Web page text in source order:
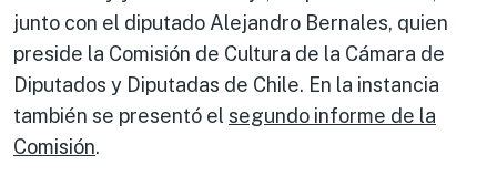
junto con el diputado Alejandro Bernales, quien
preside la Comisión de Cultura de la Cámara de
Diputados y Diputadas de Chile. En la instancia
también se presentó el segundo informe de la
Comisión.